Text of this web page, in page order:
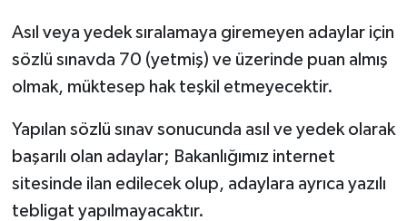
Asıl veya yedek sıralamaya giremeyen adaylar için
sözlü sınavda 70 (yetmiş) ve üzerinde puan almış
olmak, müktesep hak teşkil etmeyecektir.
Yapılan sözlü sınav sonucunda asıl ve yedek olarak
başarılı olan adaylar; Bakanlığımız internet
sitesinde ilan edilecek olup, adaylara ayrıca yazılı
tebligat yapılmayacaktır.